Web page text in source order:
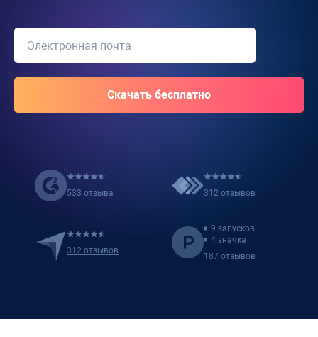
533 отзыва 312 отзывов
312 отзывов
9 запусков
4 значка
187 отзывов